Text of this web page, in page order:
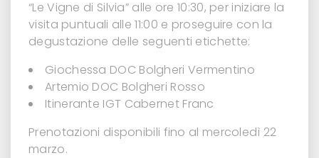
“Le Vigne di Silvia” alle ore 10:30, per iniziare la
visita puntuali alle 11:00 e proseguire con la
degustazione delle seguenti etichette:
Giochessa DOC Bolgheri Vermentino
Artemio DOC Bolgheri Rosso
Itinerante IGT Cabernet Franc
Prenotazioni disponibili fino al mercoledì 22
marzo.